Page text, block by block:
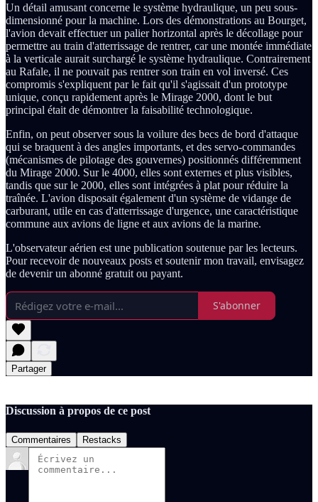
Un détail amusant concerne le système hydraulique, un peu sous-
dimensionné pour la machine. Lors des démonstrations au Bourget,
l'avion devait effectuer un palier horizontal après le décollage pour
permettre au train d'atterrissage de rentrer, car une montée immédiate
à la verticale aurait surchargé le système hydraulique. Contrairement
au Rafale, il ne pouvait pas rentrer son train en vol inversé. Ces
compromis s'expliquent par le fait qu'il s'agissait d'un prototype
unique, conçu rapidement après le Mirage 2000, dont le but
principal était de démontrer la faisabilité technologique.
Enfin, on peut observer sous la voilure des becs de bord d'attaque
qui se braquent à des angles importants, et des servo-commandes
(mécanismes de pilotage des gouvernes) positionnés différemment
du Mirage 2000. Sur le 4000, elles sont externes et plus visibles,
tandis que sur le 2000, elles sont intégrées à plat pour réduire la
traînée. L'avion disposait également d'un système de vidange de
carburant, utile en cas d'atterrissage d'urgence, une caractéristique
commune aux avions de ligne et aux avions de la marine.
L'observateur aérien est une publication soutenue par les lecteurs.
Pour recevoir de nouveaux posts et soutenir mon travail, envisagez
de devenir un abonné gratuit ou payant.
S'abonner
Partager
Discussion à propos de ce post
Commentaires Restacks